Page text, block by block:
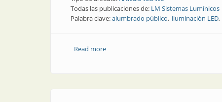
Todas las publicaciones de: LM Sistemas Lumínicos
Palabra clave:alumbrado público iluminación LED
Read moreabout Nota técnica | Opciones de